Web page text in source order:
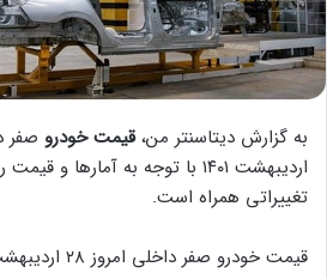
به گزارش دیتاسنتر من،قیمت خودرو
اردیبهشت ۱۴۰۱ با توجه به آمارها
تغییراتی همراه است.